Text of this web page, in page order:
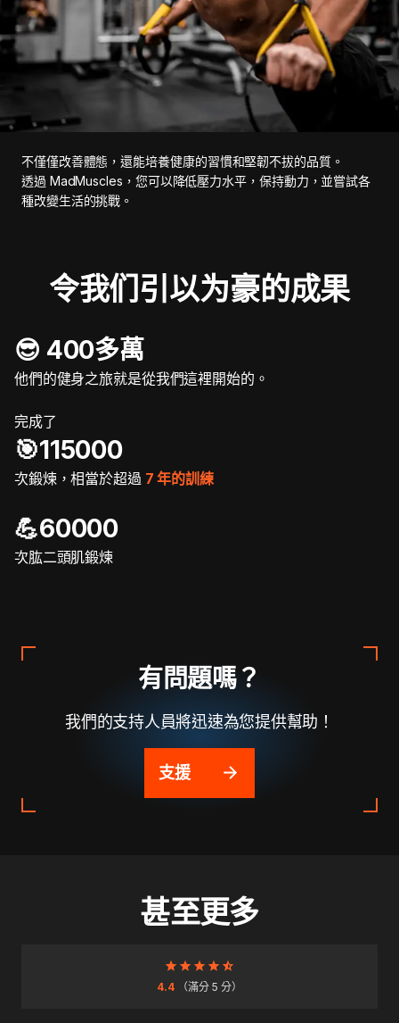
不僅僅改善體態，還能培養健康的習慣和堅韌不拔的品質。
透過 MadMuscles，您可以降低壓力水平，保持動力，並嘗試各
種改變生活的挑戰。
令我们引以为豪的成果
😎 400多萬
他們的健身之旅就是從我們這裡開始的。
完成了
🎯️115000
次鍛煉，相當於超過 7 年的訓練
💪60000
次肱二頭肌鍛煉
有問題嗎？
我們的支持人員將迅速為您提供幫助！
支援
甚至更多
4.4 （滿分 5 分）